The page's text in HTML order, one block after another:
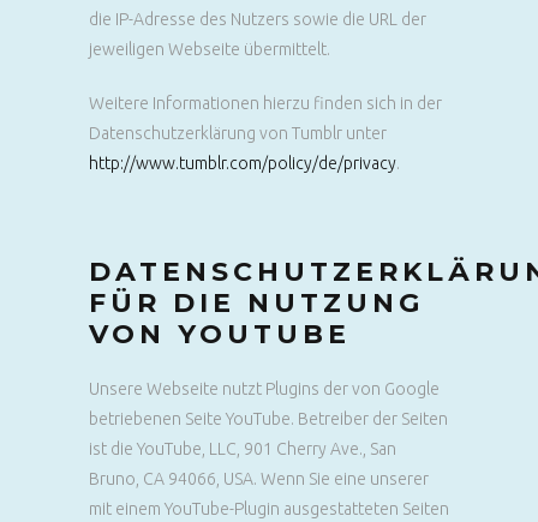
die IP-Adresse des Nutzers sowie die URL der
jeweiligen Webseite übermittelt.
Weitere Informationen hierzu finden sich in der
Datenschutzerklärung von Tumblr unter
http://www.tumblr.com/policy/de/privacy.
FÜR DIE NUTZUNG
VON YOUTUBE
Unsere Webseite nutzt Plugins der von Google
betriebenen Seite YouTube. Betreiber der Seiten
ist die YouTube, LLC, 901 Cherry Ave., San
Bruno, CA 94066, USA. Wenn Sie eine unserer
mit einem YouTube-Plugin ausgestatteten Seiten